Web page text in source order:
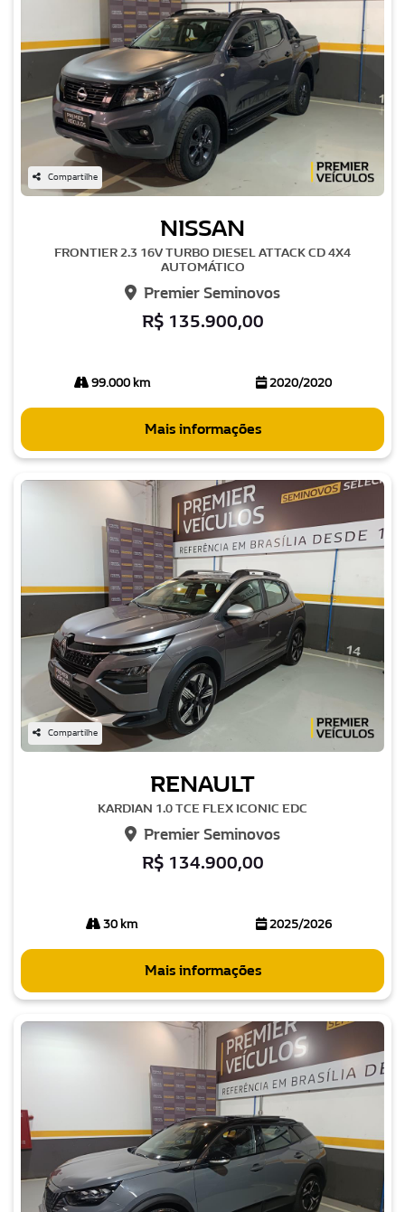
Compartilhe
NISSAN
FRONTIER 2.3 16V TURBO DIESEL ATTACK CD 4X4
AUTOMÁTICO
Premier Seminovos
R$ 135.900,00
99.000 km 2020/2020
Mais informações
Compartilhe
RENAULT
KARDIAN 1.0 TCE FLEX ICONIC EDC
Premier Seminovos
R$ 134.900,00
30 km 2025/2026
Mais informações